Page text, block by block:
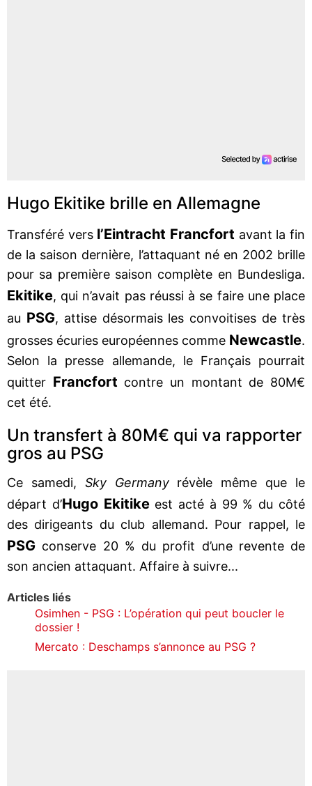
Hugo Ekitike brille en Allemagne
Transféré vers l’Eintracht Francfort avant la fin
de la saison dernière, l’attaquant né en 2002 brille
pour sa première saison complète en Bundesliga.
Ekitike, qui n’avait pas réussi à se faire une place
au PSG, attise désormais les convoitises de très
grosses écuries européennes comme Newcastle.
Selon la presse allemande, le Français pourrait
quitter Francfort contre un montant de 80M€
cet été.
Un transfert à 80M€ qui va rapporter
gros au PSG
Ce samedi, Sky Germanyrévèle même que le
départ d’Hugo Ekitikeest acté à 99 % du côté
des dirigeants du club allemand. Pour rappel, le
PSG conserve 20 % du profit d’une revente de
son ancien attaquant. Affaire à suivre...
Articles liés
Osimhen - PSG : L’opération qui peut boucler le
dossier !
Mercato : Deschamps s’annonce au PSG ?